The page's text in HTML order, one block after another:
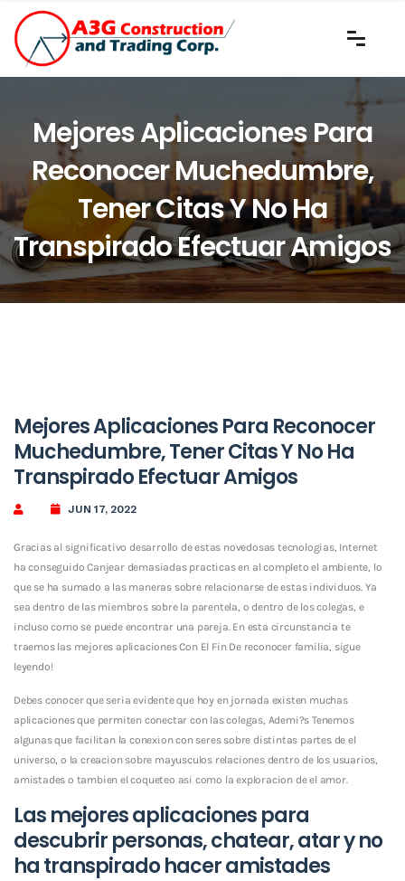
Mejores Aplicaciones Para
Reconocer Muchedumbre,
Tener Citas Y No Ha
Transpirado Efectuar Amigos
Mejores Aplicaciones Para Reconocer
Muchedumbre, Tener Citas Y No Ha
Transpirado Efectuar Amigos
JUN 17, 2022
Gracias al significativo desarrollo de estas novedosas tecnologias, Internet
ha conseguido Canjear demasiadas practicas en al completo el ambiente, lo
que se ha sumado a las maneras sobre relacionarse de estas individuos. Ya
sea dentro de las miembros sobre la parentela, o dentro de los colegas, e
incluso como se puede encontrar una pareja. En esta circunstancia te
traemos las mejores aplicaciones Con El Fin De reconocer familia, sigue
leyendo!
Debes conocer que seri­a evidente que hoy en jornada existen muchas
aplicaciones que permiten conectar con las colegas, Ademi?s Tenemos
algunas que facilitan la conexion con seres sobre distintas partes de el
universo, o la creacion sobre mayusculos relaciones dentro de los usuarios,
amistades o tambien el coqueteo asi­ como la exploracion de el amor.
Las mejores aplicaciones para
descubrir personas, chatear, atar y no
ha transpirado hacer amistades